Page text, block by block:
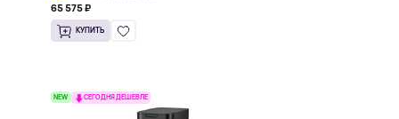
65 575 ₽
КУПИТЬ
NEW СЕГОДНЯ ДЕШЕВЛЕ